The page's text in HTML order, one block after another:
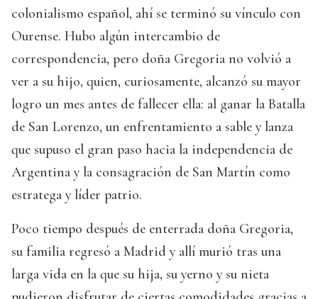
colonialismo español, ahí se terminó su vínculo con
Ourense. Hubo algún intercambio de
correspondencia, pero doña Gregoria no volvió a
ver a su hijo, quien, curiosamente, alcanzó su mayor
logro un mes antes de fallecer ella: al ganar la Batalla
de San Lorenzo, un enfrentamiento a sable y lanza
que supuso el gran paso hacia la independencia de
Argentina y la consagración de San Martín como
estratega y líder patrio.
Poco tiempo después de enterrada doña Gregoria,
su familia regresó a Madrid y allí murió tras una
larga vida en la que su hija, su yerno y su nieta